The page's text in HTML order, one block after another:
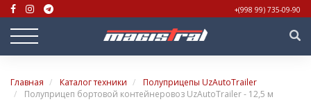
+(998 99) 735-09-90
Главная Каталог техники
Полуприцепы UzAutoTrailer
Полуприцеп бортовой контейнеровоз UzAutoTrailer - 12,5 м